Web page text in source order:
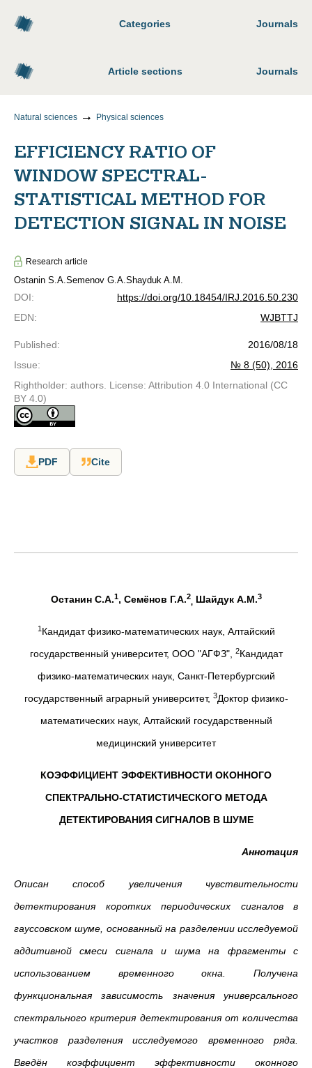
Categories Journals
Article sections Journals
Natural sciences Physical sciences
EFFICIENCY RATIO OF
WINDOW SPECTRAL-
STATISTICAL METHOD FOR
DETECTION SIGNAL IN NOISE
Research article
Ostanin S.A.Semenov G.A.Shayduk A.M.
DOI:
https://doi.org/10.18454/IRJ.2016.50.230
EDN: WJBTTJ
Published:
2016/08/18
Issue:
№ 8 (50), 2016
Rightholder: authors. License: Attribution 4.0 International (CC
BY 4.0)
PDF Cite
Останин С.А.1, Семёнов Г.А.2
, Шайдук А.М.3
1Кандидат физико-математических наук, Алтайский
государственный университет, ООО "АГФЗ",
2Кандидат
физико-математических наук, Санкт-Петербургский
государственный аграрный университет, 3Доктор физико-
математических наук, Алтайский государственный
медицинский университет
КОЭФФИЦИЕНТ ЭФФЕКТИВНОСТИ ОКОННОГО
СПЕКТРАЛЬНО-СТАТИСТИЧЕСКОГО МЕТОДА
ДЕТЕКТИРОВАНИЯ СИГНАЛОВ В ШУМЕ
Аннотация
Описан способ увеличения чувствительности
детектирования коротких периодических сигналов в
гауссовском шуме, основанный на разделении исследуемой
аддитивной смеси сигнала и шума на фрагменты с
использованием временного окна. Получена
функциональная зависимость значения универсального
спектрального критерия детектирования от количества
участков разделения исследуемого временного ряда.
Введён коэффициент эффективности оконного